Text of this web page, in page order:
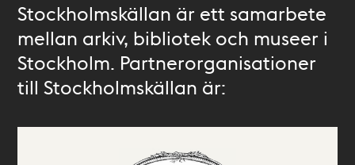
Stockholmskällan är ett samarbete
mellan arkiv, bibliotek och museer i
Stockholm. Partnerorganisationer
till Stockholmskällan är: